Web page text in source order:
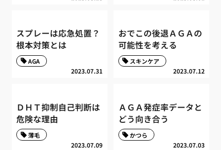
スプレーは応急処置？
根本対策とは
2023.07.31
AGA
おでこの後退ＡＧＡの
可能性を考える
2023.07.12
スキンケア
ＤＨＴ抑制自己判断は
危険な理由
2023.07.09
薄毛
ＡＧＡ発症率データと
どう向き合う
2023.07.03
かつら